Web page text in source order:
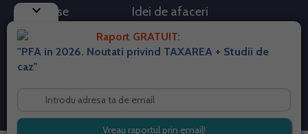
keyboard_arrow_down
Raport GRATUIT:
"PFA in 2026. Noutati privind TAXAREA + Studii de
caz"
AdSense Idei de afaceri
RSS Flux RSS 2.0
Despre cookies
Termeni si conditii
Contact